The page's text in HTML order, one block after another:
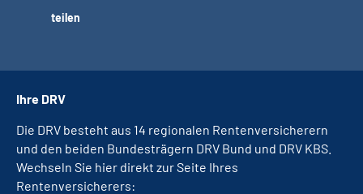
teilen
Ihre DRV
Die DRV besteht aus 14 regionalen Rentenversicherern
und den beiden Bundesträgern DRV Bund und DRV KBS.
Wechseln Sie hier direkt zur Seite Ihres
Rentenversicherers: